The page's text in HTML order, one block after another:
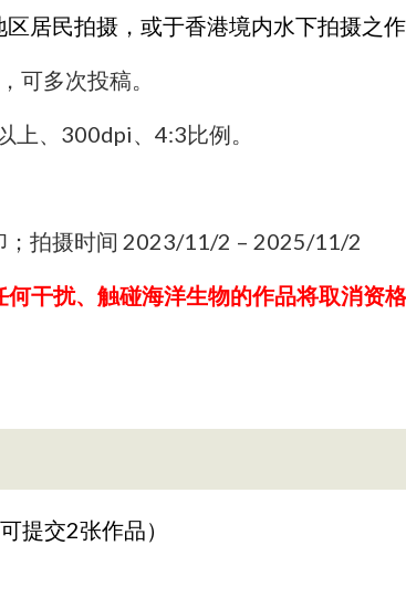
区居民拍摄，或于香港境内水下拍摄之
可多次投稿。
上、300dpi、4:3比例。
；拍摄时间 2023/11/2 – 2025/11/2
何干扰、触碰海洋生物的作品将取消资
可提交2张作品）